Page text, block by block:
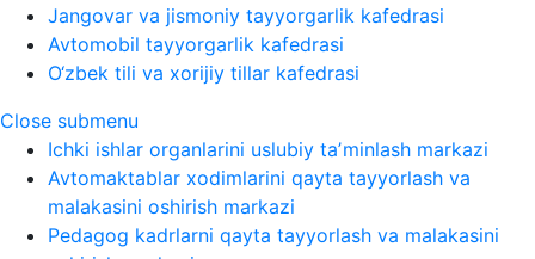
Jangovar va jismoniy tayyorgarlik kafedrasi
Avtomobil tayyorgarlik kafedrasi
O‘zbek tili va xorijiy tillar kafedrasi
Close submenu
Ichki ishlar organlarini uslubiy taʼminlash markazi
Avtomaktablar xodimlarini qayta tayyorlash va
malakasini oshirish markazi
Pedagog kadrlarni qayta tayyorlash va malakasini